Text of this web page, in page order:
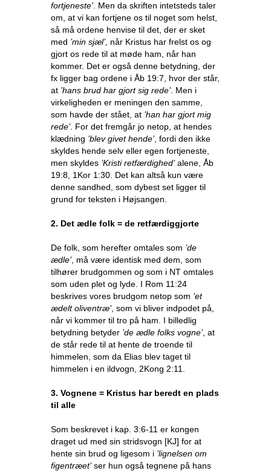
fortjeneste’. Men da skriften intetsteds taler
om, at vi kan fortjene os til noget som helst,
så må ordene henvise til det, der er sket
med ’min sjæl’, når Kristus har frelst os og
gjort os rede til at møde ham, når han
kommer. Det er også denne betydning, der
fx ligger bag ordene i Åb 19:7, hvor der står,
at ’hans brud har gjort sig rede’. Men i
virkeligheden er meningen den samme,
som havde der stået, at ’han har gjort mig
rede’. For det fremgår jo netop, at hendes
klædning ’blev givet hende’, fordi den ikke
skyldes hende selv eller egen fortjeneste,
men skyldes ’Kristi retfærdighed’alene, Åb
19:8, 1Kor 1:30. Det kan altså kun være
denne sandhed, som dybest set ligger til
grund for teksten i Højsangen.
2. Det ædle folk = de retfærdiggjorte
De folk, som herefter omtales som ’de
ædle’, må være identisk med dem, som
tilhører brudgommen og som i NT omtales
som uden plet og lyde. I Rom 11:24
beskrives vores brudgom netop som ’et
ædelt oliventræ’, som vi bliver indpodet på,
når vi kommer til tro på ham. I billedlig
betydning betyder ’de ædle folks vogne’, at
de står rede til at hente de troende til
himmelen, som da Elias blev taget til
himmelen i en ildvogn, 2Kong 2:11.
3. Vognene = Kristus har beredt en plads
til alle
Som beskrevet i kap. 3:6-11 er kongen
draget ud med sin stridsvogn [KJ] for at
hente sin brud og ligesom i ’lignelsen om
figentræet’ser hun også tegnene på hans